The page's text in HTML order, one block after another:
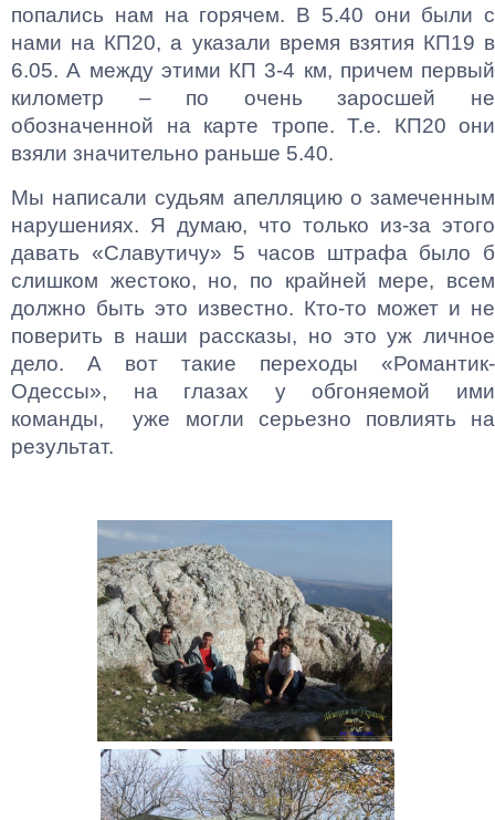
попались нам на горячем. В 5.40 они были с
нами на КП20, а указали время взятия КП19 в
6.05. А между этими КП 3-4 км, причем первый
километр – по очень заросшей не
обозначенной на карте тропе. Т.е. КП20 они
взяли значительно раньше 5.40.
Мы написали судьям апелляцию о замеченным
нарушениях. Я думаю, что только из-за этого
давать «Славутичу» 5 часов штрафа было б
слишком жестоко, но, по крайней мере, всем
должно быть это известно. Кто-то может и не
поверить в наши рассказы, но это уж личное
дело. А вот такие переходы «Романтик-
Одессы», на глазах у обгоняемой ими
команды, уже могли серьезно повлиять на
результат.